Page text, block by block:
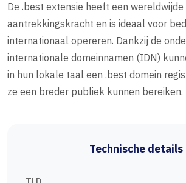
De .best extensie heeft een wereldwijde
aantrekkingskracht en is ideaal voor
internationaal opereren. Dankzij de
internationale domeinnamen (IDN)
in hun lokale taal een .best domein
ze een breder publiek kunnen bereiken.
Technische details